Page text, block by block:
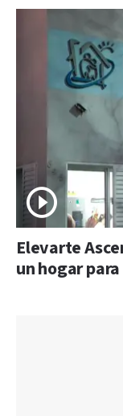
Elevarte
un hogar